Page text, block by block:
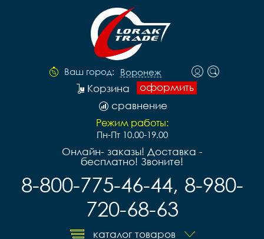
Ваш город: Воронеж
оформить
Корзина
сравнение
Режим работы:
Пн-Пт 10.00-19.00
Онлайн- заказы! Доставка -
бесплатно! Звоните!
8-800-775-46-44, 8-980-
720-68-63
каталог товаров